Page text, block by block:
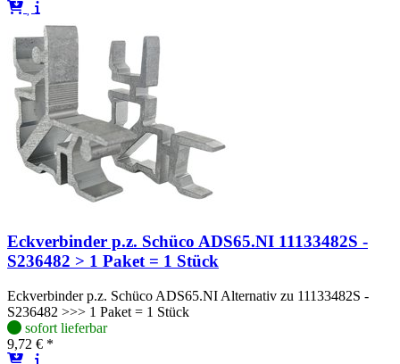
Eckverbinder p.z. Schüco ADS65.NI 11133482S -
S236482 > 1 Paket = 1 Stück
Eckverbinder p.z. Schüco ADS65.NI Alternativ zu 11133482S -
S236482 >>> 1 Paket = 1 Stück
sofort lieferbar
9,72 € *